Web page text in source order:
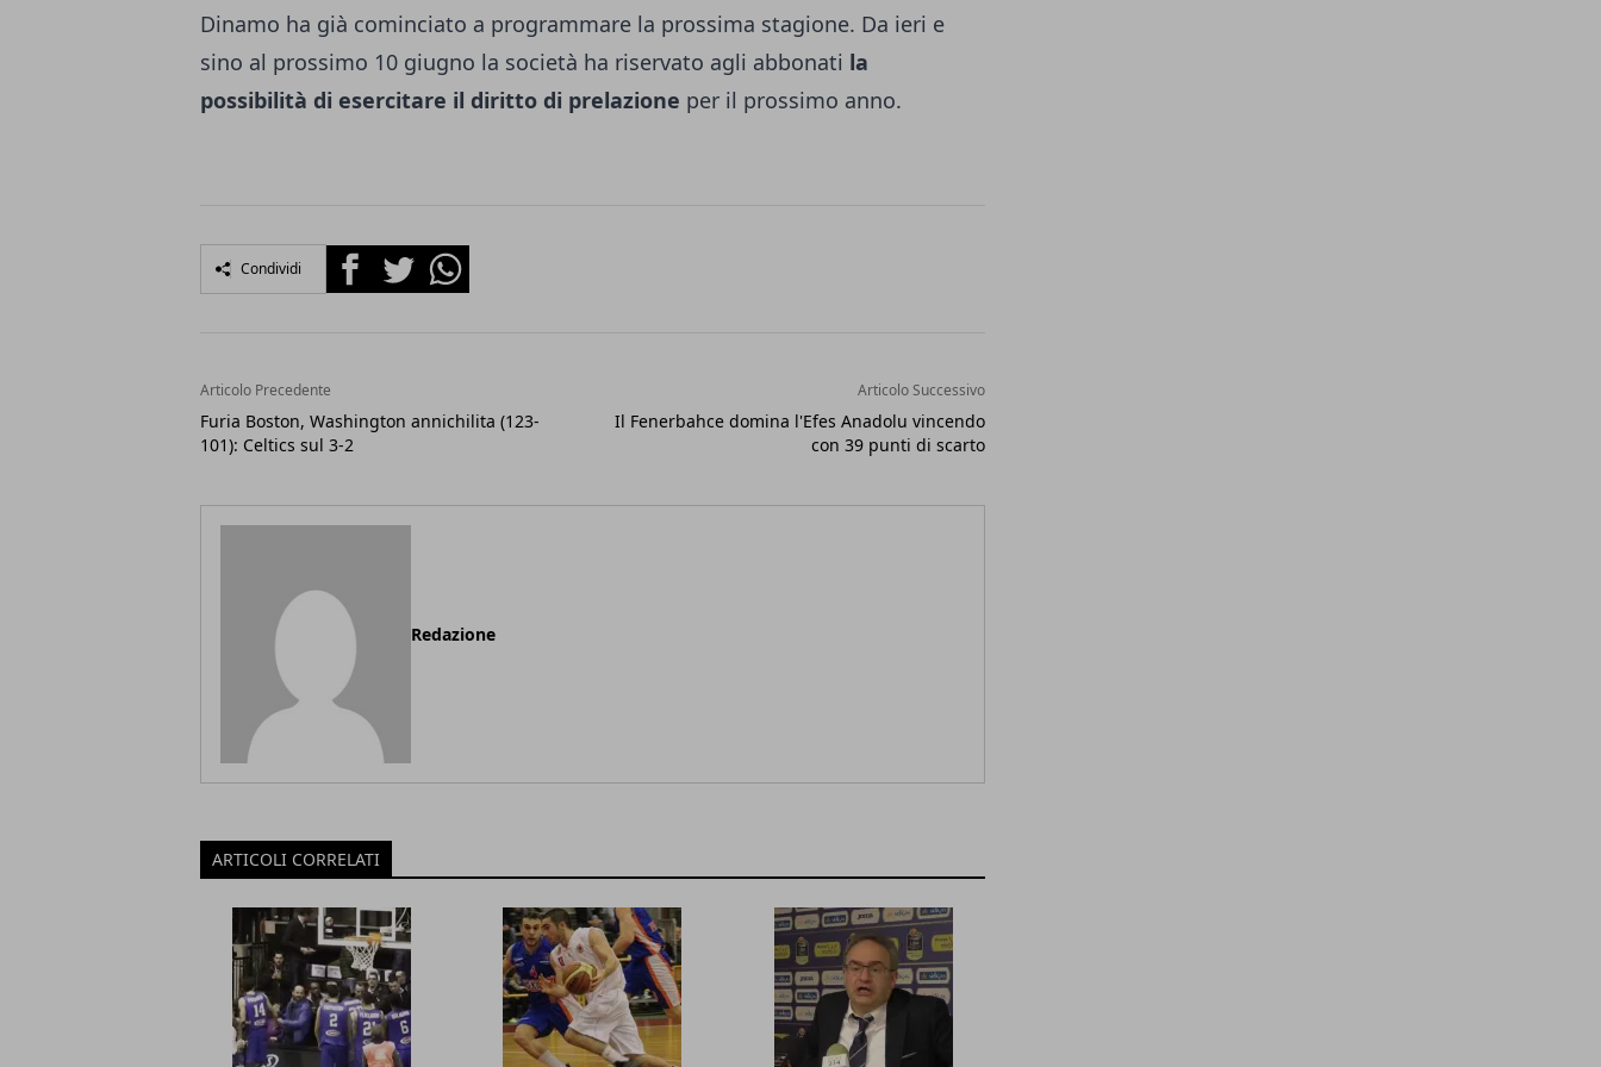
Dinamo ha già cominciato a programmare la prossima stagione. Da ieri e
sino al prossimo 10 giugno la società ha riservato agli abbonati la
possibilità di esercitare il diritto di prelazione per il prossimo anno.
Condividi FacebookTwitterWhatsapp
Articolo Precedente
Furia Boston, Washington annichilita (123-
101): Celtics sul 3-2
Articolo Successivo
Il Fenerbahce domina l'Efes Anadolu vincendo
con 39 punti di scarto
Redazione
ARTICOLI CORRELATI